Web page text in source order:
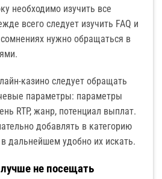
необходимо изучить все
всего следует изучить FAQ и
нужно обращаться в
казино следует обращать
параметры: параметры
RTP, жанр, потенциал выплат.
добавлять в категорию
дальнейшем удобно их искать.
не посещать